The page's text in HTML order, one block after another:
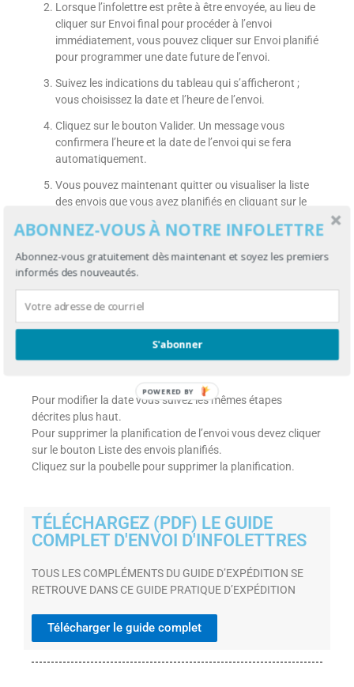
Lorsque l’infolettre est prête à être envoyée, au lieu de
cliquer sur Envoi final pour procéder à l’envoi
immédiatement, vous pouvez cliquer sur Envoi planifié
pour programmer une date future de l’envoi.
Suivez les indications du tableau qui s’afficheront ;
vous choisissez la date et l’heure de l’envoi.
Cliquez sur le bouton Valider. Un message vous
confirmera l’heure et la date de l’envoi qui se fera
automatiquement.
Vous pouvez maintenant quitter ou visualiser la liste
des envois que vous avez planifiés en cliquant sur le
bouton Liste des envois planifiés. Le bouton vous
mènera vers une autre page.
Est-ce possible de modifier ou supprimer
la planification d'un envoi?
planification d’un envoi, mais naturellement, avant la date
Pour modifier la date vous suivez les mêmes étapes
décrites plus haut.
Pour supprimer la planification de l’envoi vous devez cliquer
sur le bouton Liste des envois planifiés.
Cliquez sur la poubelle pour supprimer la planification.
TÉLÉCHARGEZ (PDF) LE GUIDE
COMPLET D'ENVOI D'INFOLETTRES
TOUS LES COMPLÉMENTS DU GUIDE D’EXPÉDITION SE
RETROUVE DANS CE GUIDE PRATIQUE D’EXPÉDITION
Télécharger le guide complet
ABONNEZ-VOUS À NOTRE INFOLETTRE
Abonnez-vous gratuitement dès maintenant et soyez les premiers
informés des nouveautés.
S'abonner
POWERED BY